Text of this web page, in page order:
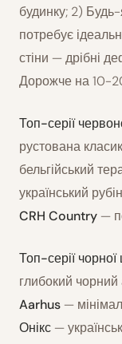
будинку; 2)
потребує
стіни — дрібні
Дорожче на 10-
Топ-серії
рустована
бельгійський
український
CRH Country—
Топ-серії чорної
глибокий
Aarhus—
Онікс—